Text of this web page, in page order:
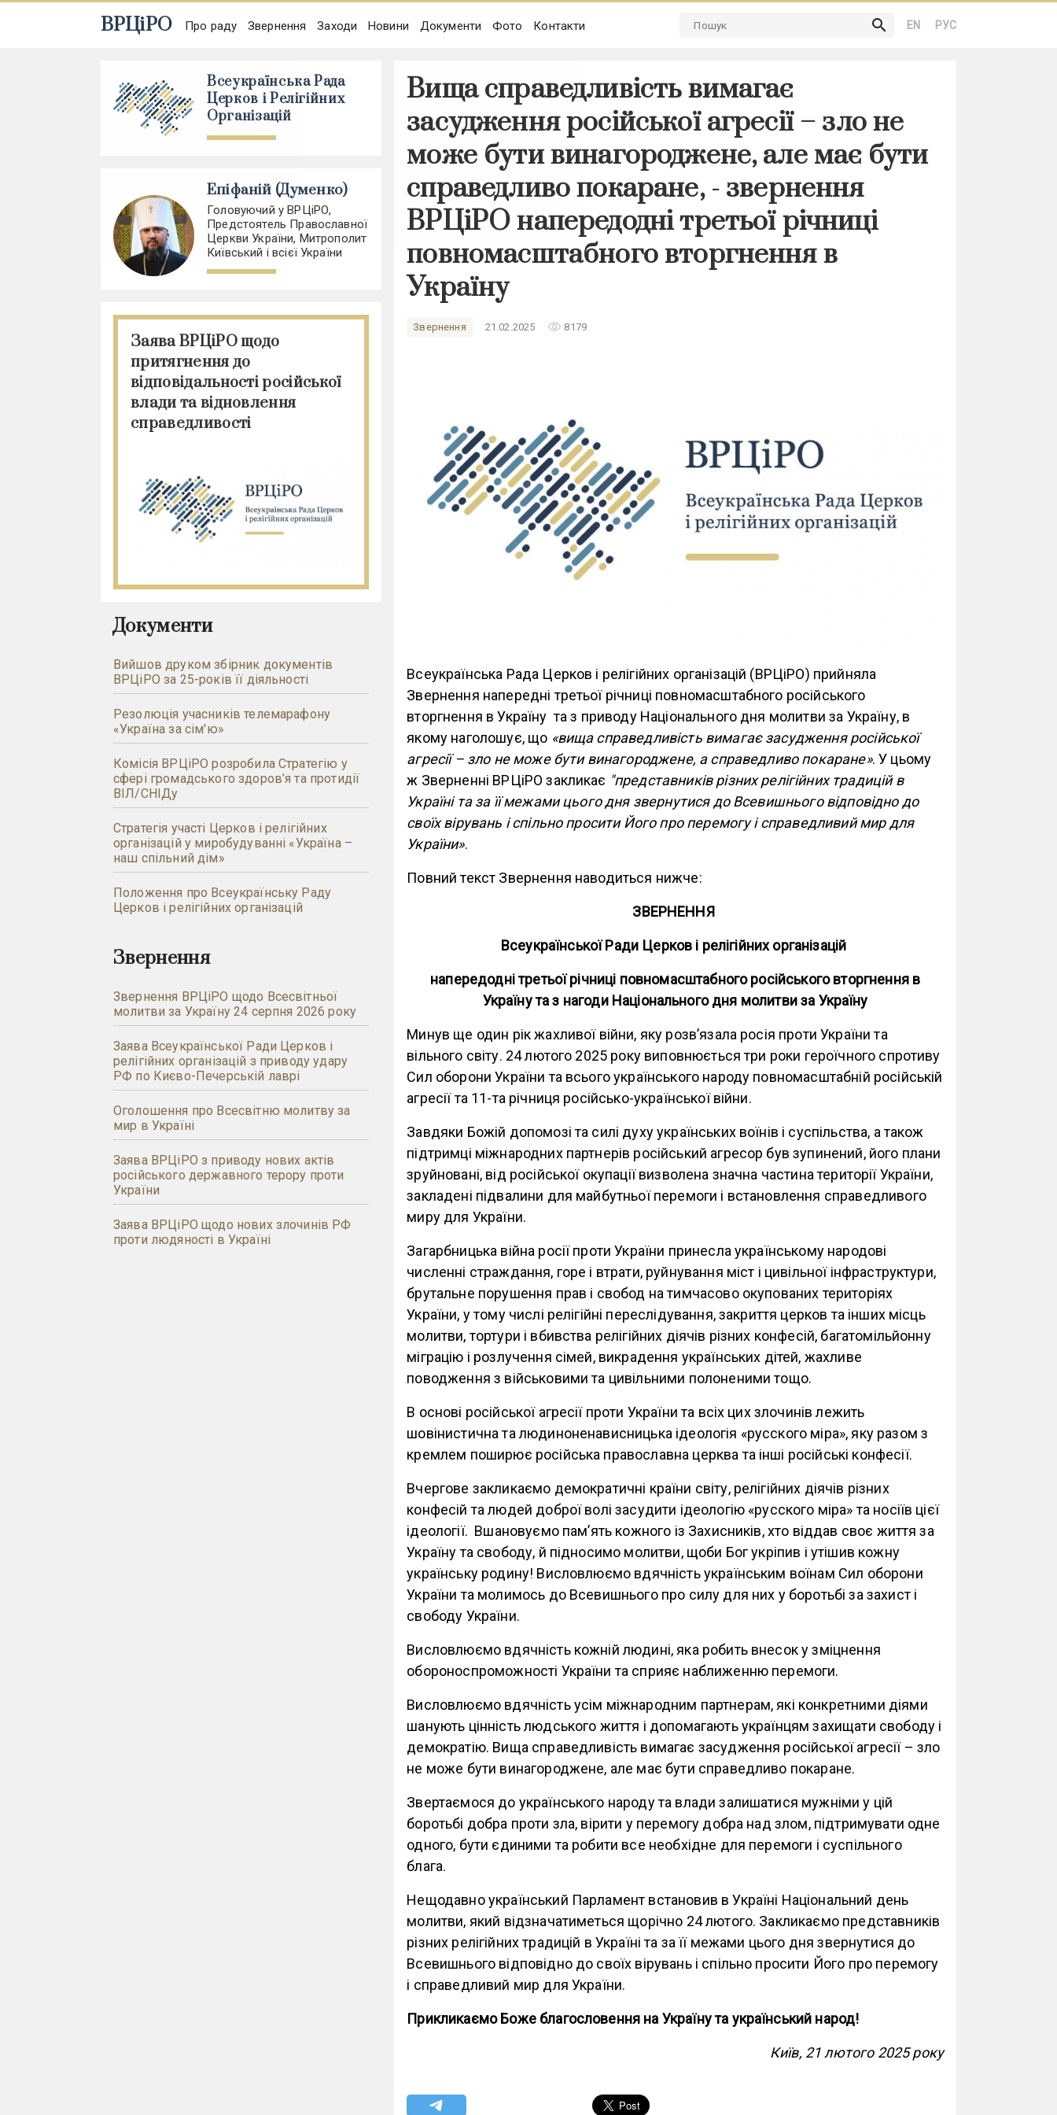
ВРЦіРО Про раду Звернення Заходи Новини Документи Фото Контакти search EN РУС
Всеукраїнська Рада
Церков і Релігійних
Організацій
Епіфаній (Думенко)
Головуючий у ВРЦіРО,
Предстоятель Православної
Церкви України, Митрополит
Київський і всієї України
Заява ВРЦіРО щодо
притягнення до
відповідальності російської
влади та відновлення
справедливості
Документи
Вийшов друком збірник документів
ВРЦіРО за 25-років її діяльності
Резолюція учасників телемарафону
«Україна за сім'ю»
Комісія ВРЦіРО розробила Стратегію у
сфері громадського здоров’я та протидії
ВІЛ/СНІДу
Стратегія участі Церков і релігійних
організацій у миробудуванні «Україна –
наш спільний дім»
Положення про Всеукраїнську Раду
Церков і релігійних організацій
Звернення
Звернення ВРЦіРО щодо Всесвітньої
молитви за Україну 24 серпня 2026 року
Заява Всеукраїнської Ради Церков і
релігійних організацій з приводу удару
РФ по Києво-Печерській лаврі
Оголошення про Всесвітню молитву за
мир в Україні
Заява ВРЦіРО з приводу нових актів
російського державного терору проти
України
Заява ВРЦіРО щодо нових злочинів РФ
проти людяності в Україні
Вища справедливість вимагає
засудження російської агресії – зло не
може бути винагороджене, але має бути
справедливо покаране, - звернення
ВРЦіРО напередодні третьої річниці
повномасштабного вторгнення в
Україну
Звернення 21.02.2025 remove_red_eye 8179
Всеукраїнська Рада Церков і релігійних організацій (ВРЦіРО) прийняла
Звернення напередні третьої річниці повномасштабного російського
вторгнення в Україну та з приводу Національного дня молитви за Україну, в
якому наголошує, що «вища справедливість вимагає засудження російської
агресії – зло не може бути винагороджене, а справедливо покаране». У цьому
ж Зверненні ВРЦіРО закликає "представників різних релігійних традицій в
Україні та за її межами цього дня звернутися до Всевишнього відповідно до
своїх вірувань і спільно просити Його про перемогу і справедливий мир для
України».
Повний текст Звернення наводиться нижче:
ЗВЕРНЕННЯ
Всеукраїнської Ради Церков і релігійних організацій
напередодні третьої річниці повномасштабного російського вторгнення в
Україну та з нагоди Національного дня молитви за Україну
Минув ще один рік жахливої війни, яку розв’язала росія проти України та
вільного світу. 24 лютого 2025 року виповнюється три роки героїчного спротиву
Сил оборони України та всього українського народу повномасштабній російській
агресії та 11-та річниця російсько-української війни.
Завдяки Божій допомозі та силі духу українських воїнів і суспільства, а також
підтримці міжнародних партнерів російський агресор був зупинений, його плани
зруйновані, від російської окупації визволена значна частина території України,
закладені підвалини для майбутньої перемоги і встановлення справедливого
миру для України.
Загарбницька війна росії проти України принесла українському народові
численні страждання, горе і втрати, руйнування міст і цивільної інфраструктури,
брутальне порушення прав і свобод на тимчасово окупованих територіях
України, у тому числі релігійні переслідування, закриття церков та інших місць
молитви, тортури і вбивства релігійних діячів різних конфесій, багатомільйонну
міграцію і розлучення сімей, викрадення українських дітей, жахливе
поводження з військовими та цивільними полоненими тощо.
В основі російської агресії проти України та всіх цих злочинів лежить
шовінистична та людиноненависницька ідеологія «русского міра», яку разом з
кремлем поширює російська православна церква та інші російські конфесії.
Вчергове закликаємо демократичні країни світу, релігійних діячів різних
конфесій та людей доброї волі засудити ідеологію «русского міра» та носіїв цієї
ідеології. Вшановуємо пам’ять кожного із Захисників, хто віддав своє життя за
Україну та свободу, й підносимо молитви, щоби Бог укріпив і утішив кожну
українську родину! Висловлюємо вдячність українським воїнам Сил оборони
України та молимось до Всевишнього про силу для них у боротьбі за захист і
свободу України.
Висловлюємо вдячність кожній людині, яка робить внесок у зміцнення
обороноспроможності України та сприяє наближенню перемоги.
Висловлюємо вдячність усім міжнародним партнерам, які конкретними діями
шанують цінність людського життя і допомагають українцям захищати свободу і
демократію. Вища справедливість вимагає засудження російської агресії – зло
не може бути винагороджене, але має бути справедливо покаране.
Звертаємося до українського народу та влади залишатися мужніми у цій
боротьбі добра проти зла, вірити у перемогу добра над злом, підтримувати одне
одного, бути єдиними та робити все необхідне для перемоги і суспільного
блага.
Нещодавно український Парламент встановив в Україні Національний день
молитви, який відзначатиметься щорічно 24 лютого. Закликаємо представників
різних релігійних традицій в Україні та за її межами цього дня звернутися до
Всевишнього відповідно до своїх вірувань і спільно просити Його про перемогу
і справедливий мир для України.
Прикликаємо Боже благословення на Україну та український народ!
Київ, 21 лютого 2025 року